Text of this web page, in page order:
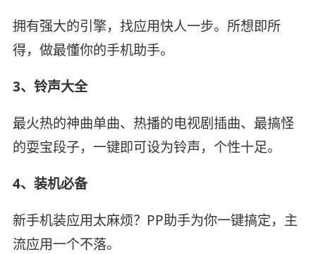
拥有强大的引擎，找应用快人一步。所想即所
得，做最懂你的手机助手。
3、铃声大全
最火热的神曲单曲、热播的电视剧插曲、最搞怪
的耍宝段子，一键即可设为铃声，个性十足。
4、装机必备
新手机装应用太麻烦？PP助手为你一键搞定，主
流应用一个不落。